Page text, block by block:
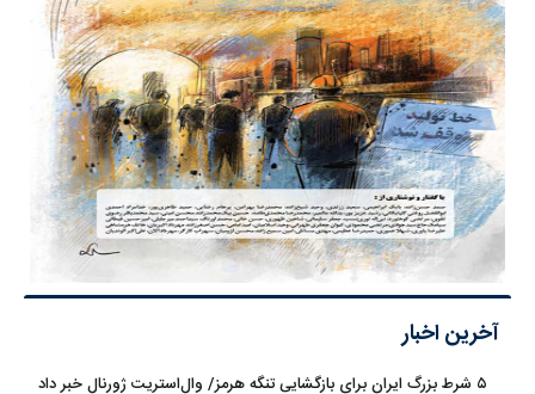
آخرین اخبار
۵ شرط بزرگ ایران برای بازگشایی تنگه هرمز/ وال‌استریت ژورنال خبر داد